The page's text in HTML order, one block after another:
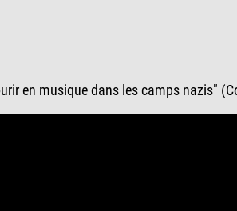
en musique dans les camps nazis"